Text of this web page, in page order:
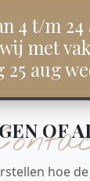
van.
OF
hoe
4 t/m 24
met
25 aug